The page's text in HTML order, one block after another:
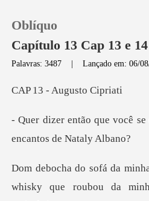
Loja
Sair
Oblíquo
Capítulo 13 Cap 13 e 14
Palavras: 3487 |Lançado em: 06/
Augusto
se
whisky que roubou d